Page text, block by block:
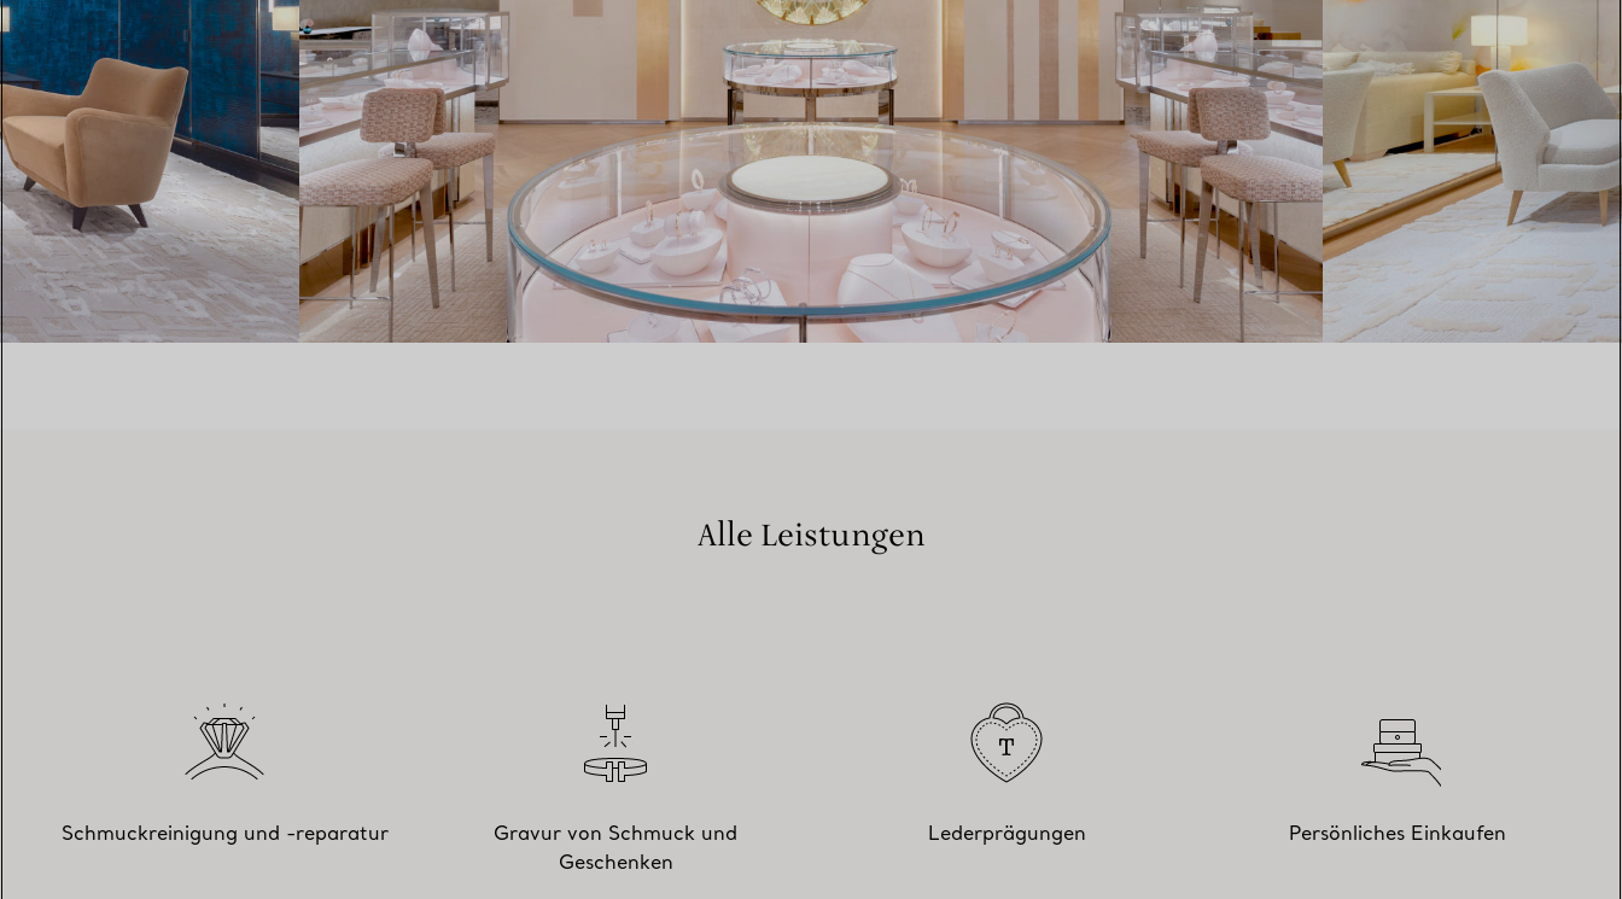
Alle Leistungen
Schmuckreinigung und -reparatur
Gravur von Schmuck und
Geschenken
Lederprägungen Persönliches Einkaufen